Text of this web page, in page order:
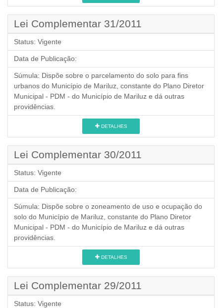
Lei Complementar 31/2011
Status: Vigente
Data de Publicação:
Súmula: Dispõe sobre o parcelamento do solo para fins
urbanos do Município de Mariluz, constante do Plano Diretor
Municipal - PDM - do Município de Mariluz e dá outras
providências.
DETALHES
Lei Complementar 30/2011
Status: Vigente
Data de Publicação:
Súmula: Dispõe sobre o zoneamento de uso e ocupação do
solo do Município de Mariluz, constante do Plano Diretor
Municipal - PDM - do Município de Mariluz e dá outras
providências.
DETALHES
Lei Complementar 29/2011
Status: Vigente